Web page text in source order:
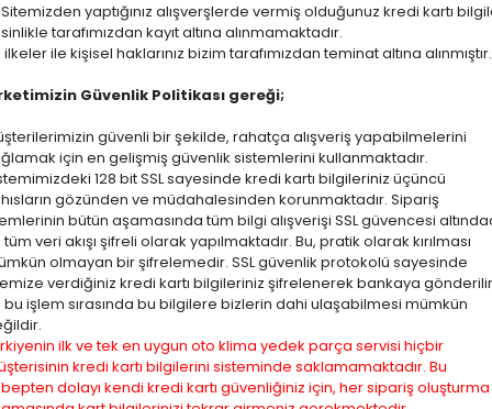
yaptığınız alışverşlerde vermiş olduğunuz kredi kartı
tarafımızdan kayıt altına alınmamaktadır.
ilkeler ile kişisel haklarınız bizim tarafımızdan teminat altına alınmıştır.
Güvenlik Politikası gereği;
güvenli bir şekilde, rahatça alışveriş yapabilmelerini
için en gelişmiş güvenlik sistemlerini kullanmaktadır.
128 bit SSL sayesinde kredi kartı bilgileriniz üçüncü
gözünden ve müdahalesinden korunmaktadır. Sipariş
bütün aşamasında tüm bilgi alışverişi SSL güvencesi
veri akışı şifreli olarak yapılmaktadır. Bu, pratik olarak kırılması
olmayan bir şifrelemedir. SSL güvenlik protokolü sayesinde
verdiğiniz kredi kartı bilgileriniz şifrelenerek bankaya gönderilir
bu işlem sırasında bu bilgilere bizlerin dahi ulaşabilmesi mümkün
ilk ve tek en uygun oto klima yedek parça servisi hiçbir
kredi kartı bilgilerini sisteminde saklamamaktadır. Bu
dolayı kendi kredi kartı güvenliğiniz için, her sipariş oluşturma